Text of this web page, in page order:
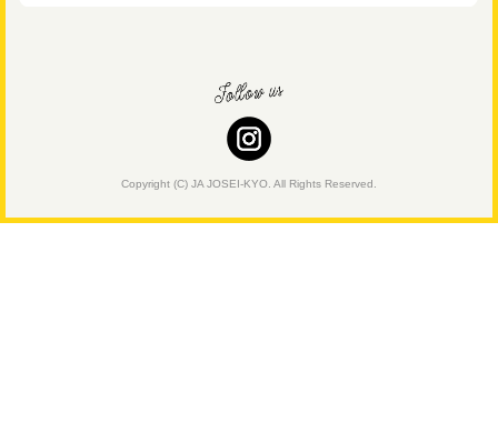
Copyright (C) JA JOSEI-KYO. All Rights Reserved.